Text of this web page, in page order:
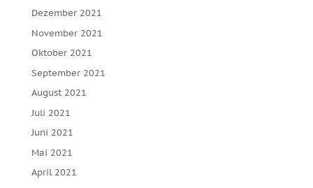
Dezember 2021
November 2021
Oktober 2021
September 2021
August 2021
Juli 2021
Juni 2021
Mai 2021
April 2021